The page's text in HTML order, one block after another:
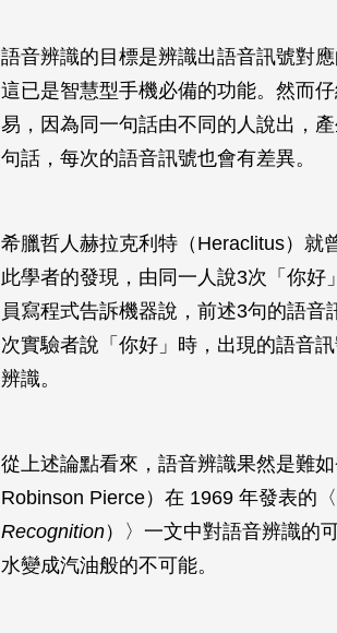
語音辨識的目標是辨識出語音訊號對
這已是智慧型手機必備的功能。然而
易，因為同一句話由不同的人說出，
句話，每次的語音訊號也會有差異。
希臘哲人赫拉克利特（Heraclitus）就
此學者的發現，由同一人說3次「你好
員寫程式告訴機器說，前述3句的語
次實驗者說「你好」時，出現的語音
辨識。
從上述論點看來，語音辨識果然是難
Robinson Pierce）在 1969 年發表的
Recognition）〉一文中對語音辨識的
水變成汽油般的不可能。